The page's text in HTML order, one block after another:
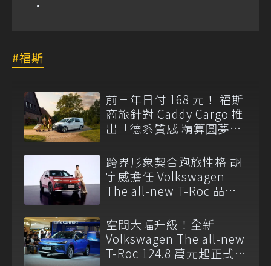
福斯
前三年日付 168 元！ 福斯
商旅針對 Caddy Cargo 推
出「德系質感 精算圓夢」
跨界形象契合跑旅性格 胡
宇威擔任 Volkswagen
The all-new T-Roc 品牌
空間大幅升級！全新
Volkswagen The all-new
T-Roc 124.8 萬元起正式上